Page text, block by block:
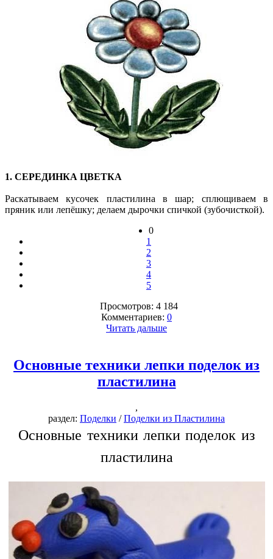
1. СЕРЕДИНКА ЦВЕТКА
Раскатываем кусочек пластилина в шар; сплющиваем в
пряник или лепёшку; делаем дырочки спичкой (зубочисткой).
0
1
2
3
4
5
Просмотров: 4 184
Комментариев: 0
Читать дальше
Основные техники лепки поделок из
пластилина
,
раздел: Поделки /Поделки из Пластилина
Основные техники лепки поделок из
пластилина